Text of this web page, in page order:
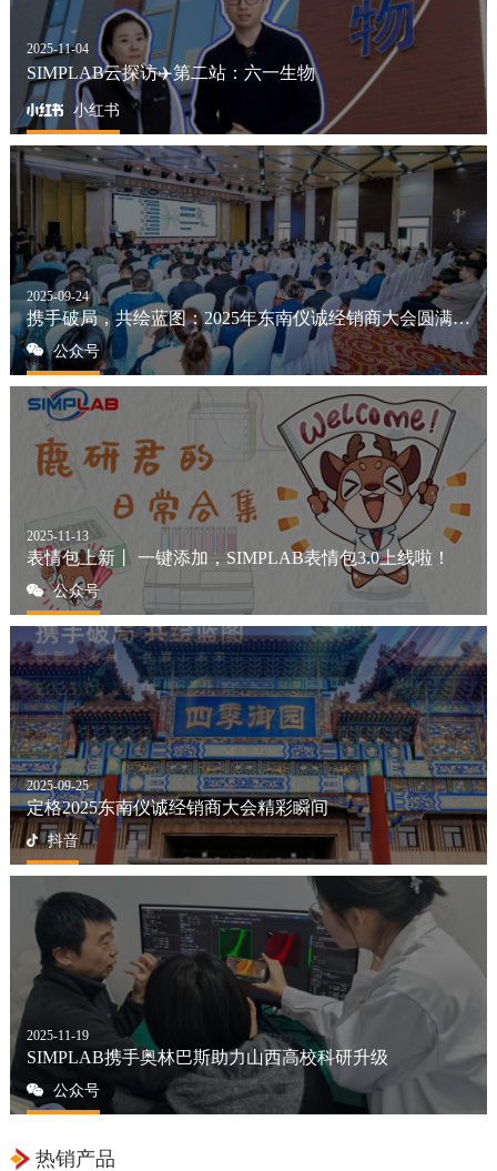
2025-11-04
SIMPLAB云探访✈️第二站：六一生物
小红书
2025-09-24
携手破局，共绘蓝图：2025年东南仪诚经销商大会圆满落幕
公众号
2025-11-13
表情包上新丨 一键添加，SIMPLAB表情包3.0上线啦！
公众号
2025-09-25
定格2025东南仪诚经销商大会精彩瞬间
抖音
2025-11-19
SIMPLAB携手奥林巴斯助力山西高校科研升级
公众号
热销产品